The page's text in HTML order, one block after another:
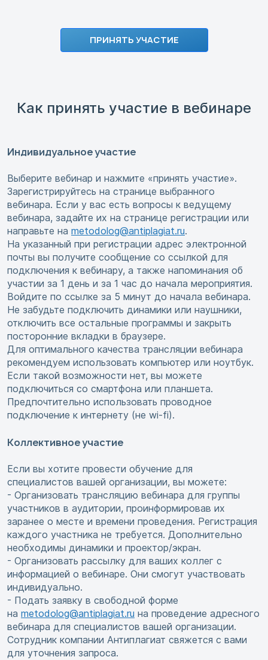
ПРИНЯТЬ УЧАСТИЕ
Как принять участие в вебинаре
Индивидуальное участие
Выберите вебинар и нажмите «принять участие».
Зарегистрируйтесь на странице выбранного
вебинара. Если у вас есть вопросы к ведущему
вебинара, задайте их на странице регистрации или
направьте на metodolog@antiplagiat.ru.
На указанный при регистрации адрес электронной
почты вы получите сообщение со ссылкой для
подключения к вебинару, а также напоминания об
участии за 1 день и за 1 час до начала мероприятия.
Войдите по ссылке за 5 минут до начала вебинара.
Не забудьте подключить динамики или наушники,
отключить все остальные программы и закрыть
посторонние вкладки в браузере.
Для оптимального качества трансляции вебинара
рекомендуем использовать компьютер или ноутбук.
Если такой возможности нет, вы можете
подключиться со смартфона или планшета.
Предпочтительно использовать проводное
подключение к интернету (не wi-fi).
Коллективное участие
Если вы хотите провести обучение для
специалистов вашей организации, вы можете:
- Организовать трансляцию вебинара для группы
участников в аудитории, проинформировав их
заранее о месте и времени проведения. Регистрация
каждого участника не требуется. Дополнительно
необходимы динамики и проектор/экран.
- Организовать рассылку для ваших коллег с
информацией о вебинаре. Они смогут участвовать
индивидуально.
- Подать заявку в свободной форме
на metodolog@antiplagiat.ru на проведение адресного
вебинара для специалистов вашей организации.
Сотрудник компании Антиплагиат свяжется с вами
для уточнения запроса.